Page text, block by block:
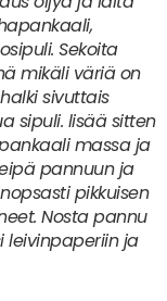
Sekoita
mikäli väriä on
sivuttais
sipuli. lisää sitten
massa ja
pannuun ja
pikkuisen
Nosta pannu
leivinpaperiin ja